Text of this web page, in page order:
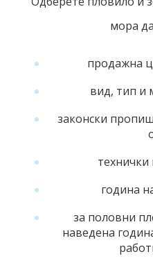
мора
продажна
вид, тип и
законски
технички
година
за половни
наведена